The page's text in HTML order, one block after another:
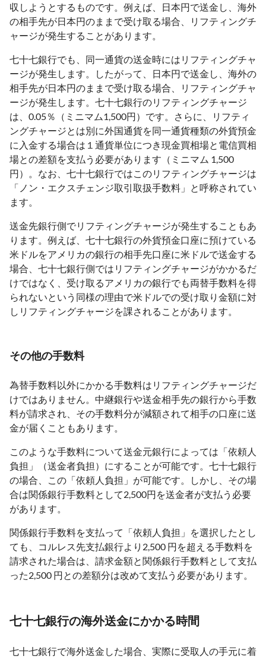
収しようとするものです。例えば、日本円で送金し、海外
の相手先が日本円のままで受け取る場合、リフティングチ
ャージが発生することがあります。
七十七銀行でも、同一通貨の送金時にはリフティングチャ
ージが発生します。したがって、日本円で送金し、海外の
相手先が日本円のままで受け取る場合、リフティングチャ
ージが発生します。七十七銀行のリフティングチャージ
は、0.05％（ミニマム1,500円）です。さらに、リフティ
ングチャージとは別に外国通貨を同一通貨種類の外貨預金
に入金する場合は１通貨単位につき現金買相場と電信買相
場との差額を支払う必要があります（ミニマム 1,500
円）。なお、七十七銀行ではこのリフティングチャージは
「ノン・エクスチェンジ取引取扱手数料」と呼称されてい
ます。
送金先銀行側でリフティングチャージが発生することもあ
ります。例えば、七十七銀行の外貨預金口座に預けている
米ドルをアメリカの銀行の相手先口座に米ドルで送金する
場合、七十七銀行側ではリフティングチャージがかかるだ
けではなく、受け取るアメリカの銀行でも両替手数料を得
られないという同様の理由で米ドルでの受け取り金額に対
しリフティングチャージを課されることがあります。
その他の手数料
為替手数料以外にかかる手数料はリフティングチャージだ
けではありません。中継銀行や送金相手先の銀行から手数
料が請求され、その手数料分が減額されて相手の口座に送
金が届くこともあります。
このような手数料について送金元銀行によっては「依頼人
負担」（送金者負担）にすることが可能です。七十七銀行
の場合、この「依頼人負担」が可能です。しかし、その場
合は関係銀行手数料として2,500円を送金者が支払う必要
があります。
関係銀行手数料を支払って「依頼人負担」を選択したとし
ても、コルレス先支払銀行より2,500 円を超える手数料を
請求された場合は、請求金額と関係銀行手数料として支払
った2,500 円との差額分は改めて支払う必要があります。
七十七銀行の海外送金にかかる時間
七十七銀行で海外送金した場合、実際に受取人の手元に着